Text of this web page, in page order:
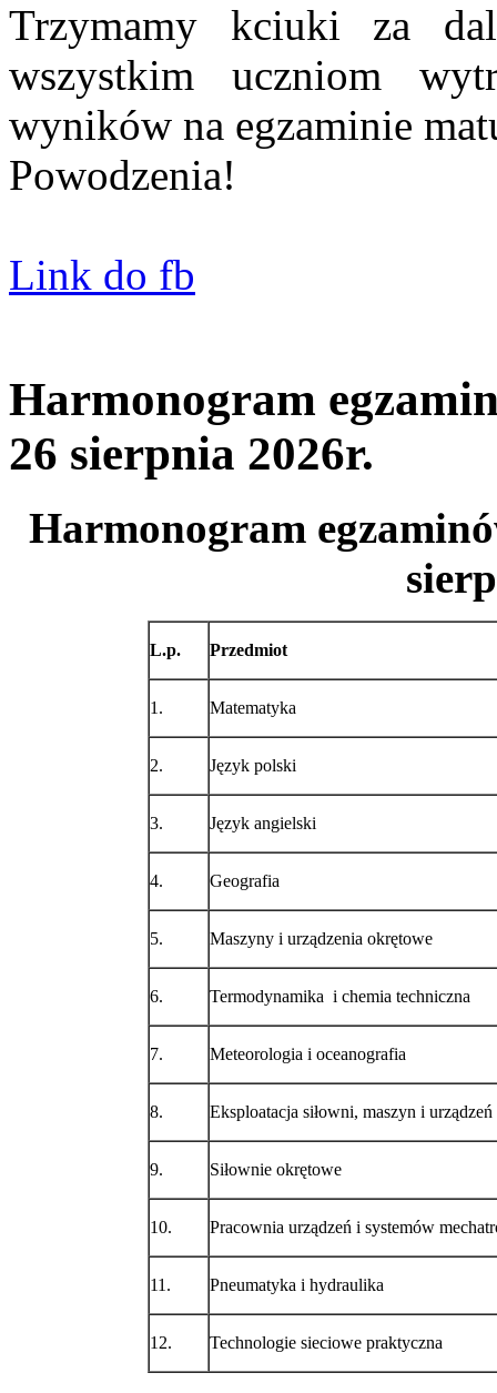
Trzymamy kciuki za
wszystkim uczniom
wyników na egzaminie
Powodzenia!
Link do fb
Harmonogram
26 sierpnia 2026r.
Harmonogram
L.p. Przedmiot
1. Matematyka
2. Język polski
3. Język angielski
4. Geografia
5. Maszyny i urządzenia okrętowe
6. Termodynamika i chemia techniczna
7. Meteorologia i oceanografia
8. Eksploatacja siłowni, maszyn i
9. Siłownie okrętowe
10. Pracownia urządzeń i systemów
11. Pneumatyka i hydraulika
12. Technologie sieciowe praktyczna